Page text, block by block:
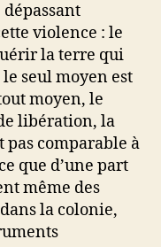
dépassant
violence : le
la terre qui
seul moyen est
moyen, le
libération, la
pas comparable à
que d’une part
même des
la colonie,